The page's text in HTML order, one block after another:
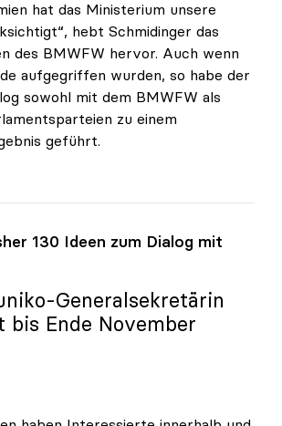
hat das Ministerium unsere
hebt Schmidinger das
des BMWFW hervor. Auch wenn
aufgegriffen wurden, so habe der
sowohl mit dem BMWFW als
zu einem
geführt.
begrüsst konstruktive Haltung
130 Ideen zum Dialog mit
-Generalsekretärin
bis Ende November